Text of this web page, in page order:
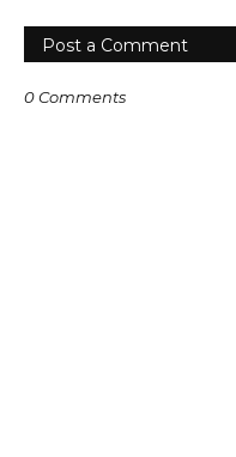
Post a Comment
0 Comments